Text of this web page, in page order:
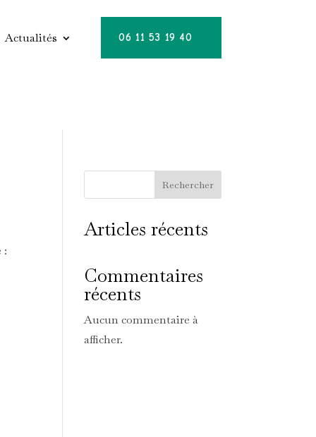
Actualités 06 11 53 19 40
:
Rechercher
Articles récents
Commentaires
récents
Aucun commentaire à
afficher.